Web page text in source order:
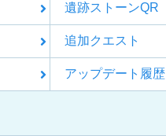
遺跡ストーンQR
追加クエスト
アップデート履歴